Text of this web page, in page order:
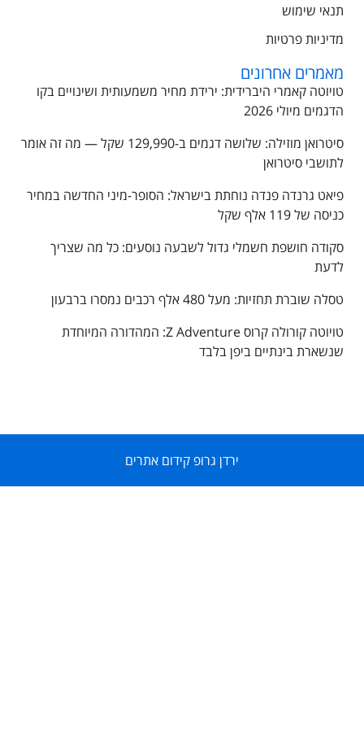
תנאי שימוש
מדיניות פרטיות
מאמרים אחרונים
טויוטה קאמרי היברידית: ירידת מחיר משמעותית ושינויים בקו
הדגמים מיולי 2026
סיטרואן מוזילה: שלושה דגמים ב-129,990 שקל — מה זה אומר
לתושבי סיטרואן
פיאט גרנדה פנדה נוחתת בישראל: הסופר-מיני החדשה במחיר
כניסה של 119 אלף שקל
סקודה חושפת חשמלי גדול לשבעה נוסעים: כל מה שצריך
לדעת
טסלה שוברת תחזיות: מעל 480 אלף רכבים נמסרו ברבעון
טויוטה קורולה קרוס Z Adventure: המהדורה המיוחדת
שנשארת בינתיים ביפן בלבד
ירדן גרופ קידום אתרים